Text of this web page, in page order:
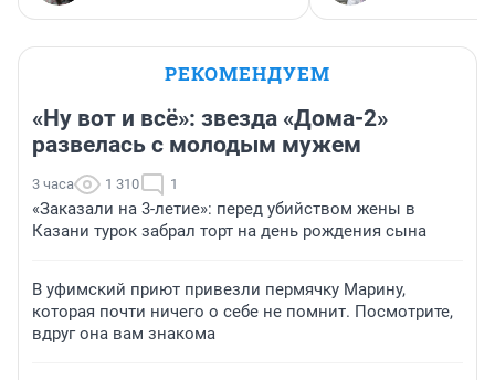
РЕКОМЕНДУЕМ
«Ну вот и всё»: звезда «Дома-2»
развелась с молодым мужем
3 часа 1 310 1
«Заказали на 3-летие»: перед убийством жены в
Казани турок забрал торт на день рождения сына
В уфимский приют привезли пермячку Марину,
которая почти ничего о себе не помнит. Посмотрите,
вдруг она вам знакома